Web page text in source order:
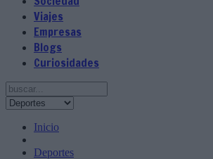
Viajes
Empresas
Blogs
Curiosidades
Inicio
Deportes